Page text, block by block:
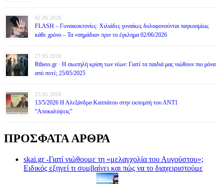
02.06.2026
FLASH – Γυναικοκτονίες: Χιλιάδες γυναίκες δολοφονούνται παγκοσμίως
κάθε χρόνο – Τα «σημάδια» πριν το έγκλημα 02/06/2026
27.05.2026
Rthess.gr · Η σιωπηλή κρίση των νέων: Γιατί τα παιδιά μας νιώθουν πιο μόνα
από ποτέ; 25/05/2025
25.05.2026
13/5/2026 Η Αλεξάνδρα Καππάτου στην εκπομπή του ΑΝΤ1
“Αποκαλύψεις”
ΠΡΟΣΦΑΤΑ ΑΡΘΡΑ
skai.gr -Γιατί νιώθουμε τη «μελαγχολία του Αυγούστου»;
Ειδικός εξηγεί τι συμβαίνει και πώς να το διαχειριστούμε